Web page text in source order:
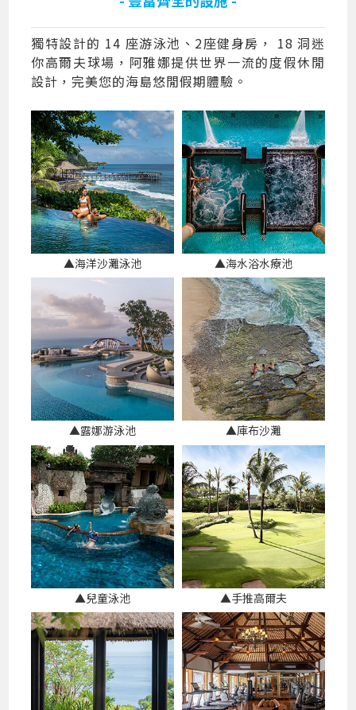
獨特設計的 14 座游泳池、2座健身房， 18 洞迷
你高爾夫球場，阿雅娜提供世界一流的度假休閒
設計，完美您的海島悠閒假期體驗。
▲海洋沙灘泳池 ▲海水浴水療池
▲露娜游泳池 ▲庫布沙灘
▲兒童泳池 ▲手推高爾夫